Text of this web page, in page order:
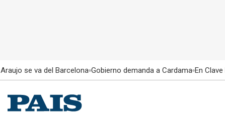
se va del Barcelona Gobierno demanda a Cardama En Clave